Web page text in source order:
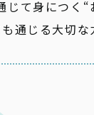
じて身につく“
通じる大切な